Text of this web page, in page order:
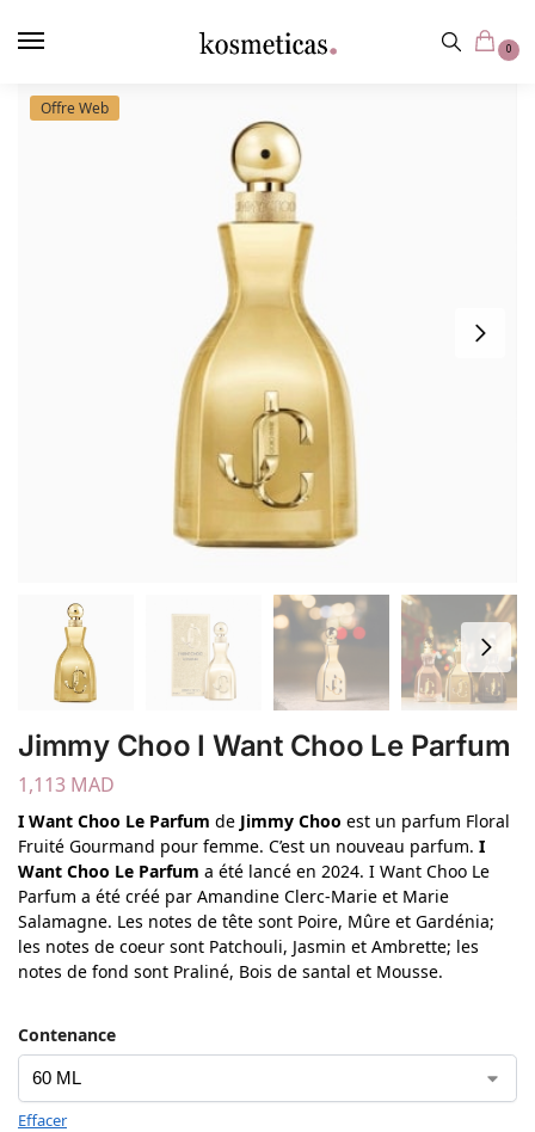
principal
0
Offre Web
Jimmy Choo I Want Choo Le Parfum
1,113 MAD
I Want Choo Le Parfum de Jimmy Choo est un parfum Floral
Fruité Gourmand pour femme. C’est un nouveau parfum. I
Want Choo Le Parfum a été lancé en 2024. I Want Choo Le
Parfum a été créé par Amandine Clerc-Marie et Marie
Salamagne. Les notes de tête sont Poire, Mûre et Gardénia;
les notes de coeur sont Patchouli, Jasmin et Ambrette; les
notes de fond sont Praliné, Bois de santal et Mousse.
Contenance
Effacer